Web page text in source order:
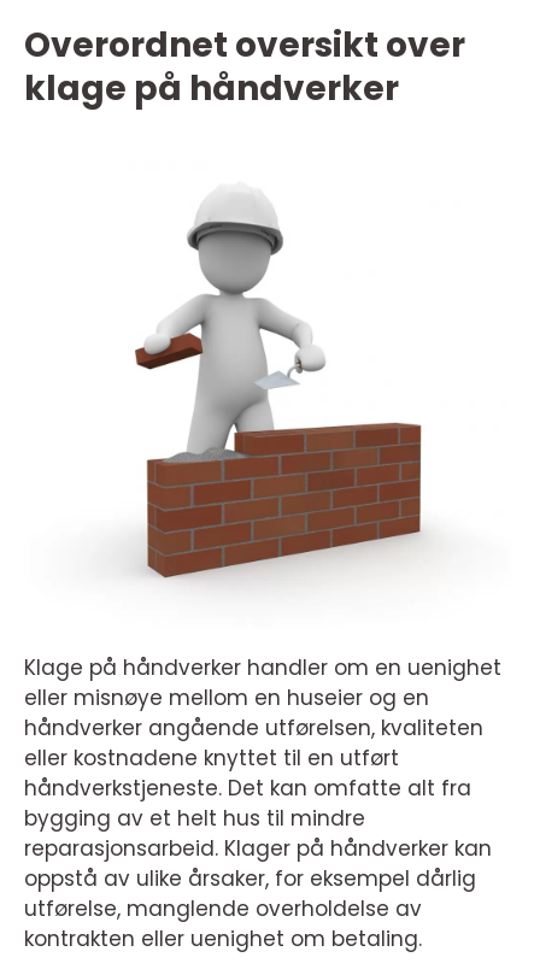
Overordnet oversikt over
klage på håndverker
Klage på håndverker handler om en uenighet
eller misnøye mellom en huseier og en
håndverker angående utførelsen, kvaliteten
eller kostnadene knyttet til en utført
håndverkstjeneste. Det kan omfatte alt fra
bygging av et helt hus til mindre
reparasjonsarbeid. Klager på håndverker kan
oppstå av ulike årsaker, for eksempel dårlig
utførelse, manglende overholdelse av
kontrakten eller uenighet om betaling.